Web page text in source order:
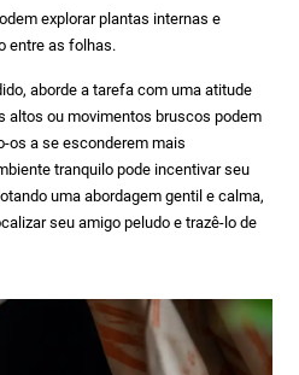
explorar plantas internas e
entre as folhas.
aborde a tarefa com uma atitude
altos ou movimentos bruscos podem
os a se esconderem mais
tranquilo pode incentivar seu
uma abordagem gentil e calma,
seu amigo peludo e trazê-lo de